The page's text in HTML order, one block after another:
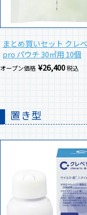
まとめ買いセット クレ
pro パウチ 30㎡用 10個
オープン価格 ¥26,400税込
置き型